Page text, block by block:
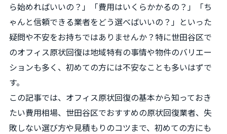
ら始めればいいの？」「費用はいくらかかるの？」「ち
ゃんと信頼できる業者をどう選べばいいの？」といった
疑問や不安をお持ちではありませんか？特に世田谷区で
のオフィス原状回復は地域特有の事情や物件のバリエー
ションも多く、初めての方には不安なことも多いはずで
す。
この記事では、オフィス原状回復の基本から知っておき
たい費用相場、世田谷区でおすすめの原状回復業者、失
敗しない選び方や見積もりのコツまで、初めての方にも